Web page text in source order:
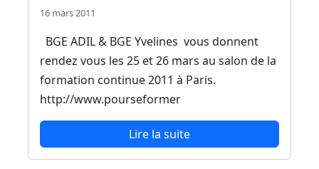
16 mars 2011
BGE ADIL & BGE Yvelines vous donnent
rendez vous les 25 et 26 mars au salon de la
formation continue 2011 à Paris.
http://www.pourseformer
Lire la suite